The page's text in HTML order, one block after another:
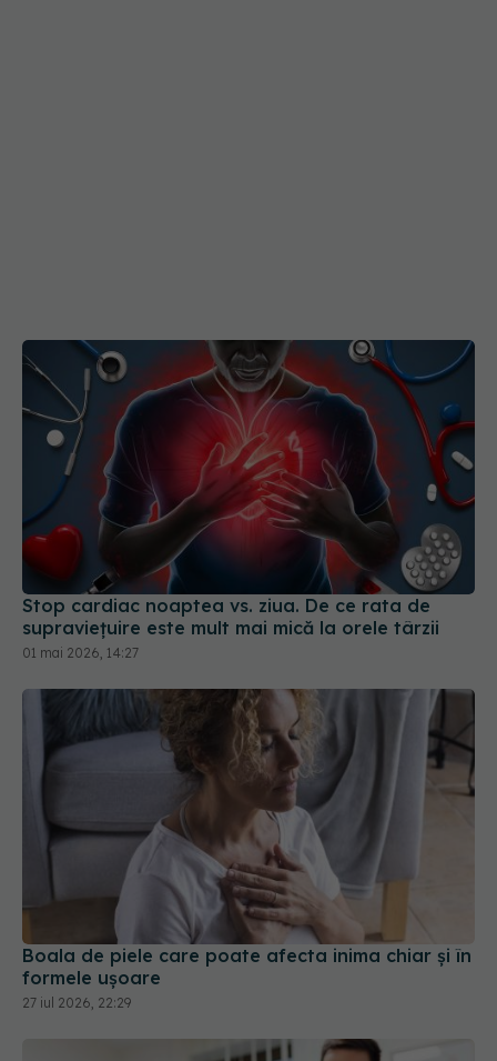
Stop cardiac noaptea vs. ziua. De ce rata de
supraviețuire este mult mai mică la orele târzii
01 mai 2026, 14:27
Boala de piele care poate afecta inima chiar și în
formele ușoare
27 iul 2026, 22:29